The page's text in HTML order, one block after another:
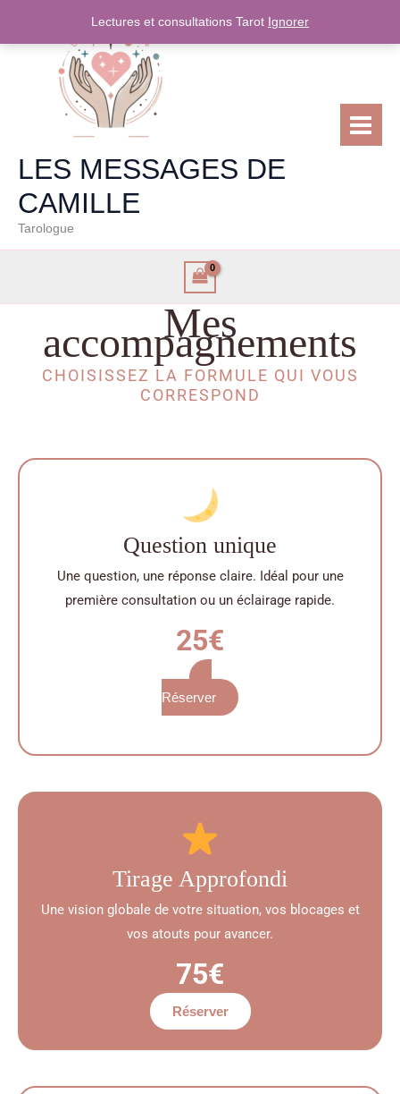
Lectures et consultations Tarot Ignorer
contenu
LES MESSAGES DE
CAMILLE
Tarologue
Mes
accompagnements
CHOISISSEZ LA FORMULE QUI VOUS
CORRESPOND
Question unique
Une question, une réponse claire. Idéal pour une
première consultation ou un éclairage rapide.
25€
Réserver
Tirage Approfondi
Une vision globale de votre situation, vos blocages et
vos atouts pour avancer.
75€
Réserver